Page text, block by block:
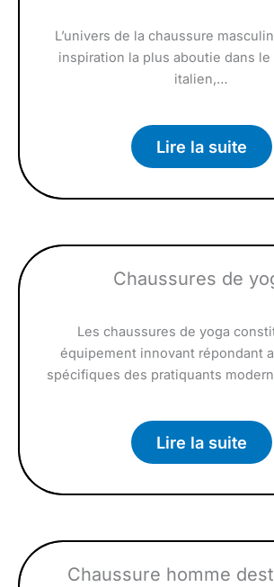
L’univers de la chaussure
inspiration la plus aboutie dans le
italien,…
Lire la suite
Chaussures de
Les chaussures de yoga
équipement innovant répondant
spécifiques des pratiquants
Lire la suite
Chaussure homme